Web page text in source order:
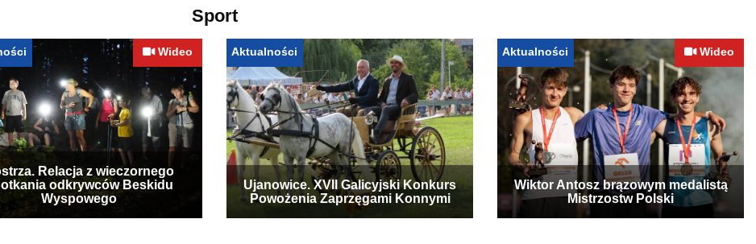
Sport
Wideo
Relacja z wieczornego
odkrywców Beskidu
Wyspowego
Aktualności
Ujanowice. XVII Galicyjski Konkurs
Powożenia Zaprzęgami Konnymi
Aktualności Wideo
Wiktor Antosz brązowym medalistą
Mistrzostw Polski